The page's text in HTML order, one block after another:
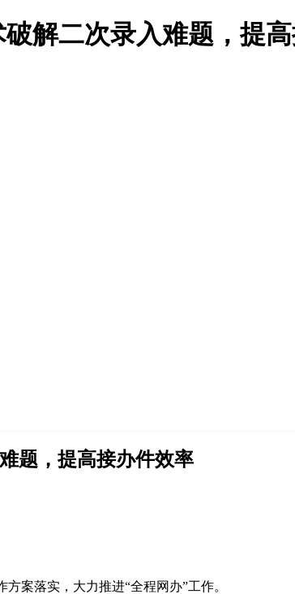
解二次录入难题，提
题，提高接办件效率
案落实，大力推进“全程网办”工作。